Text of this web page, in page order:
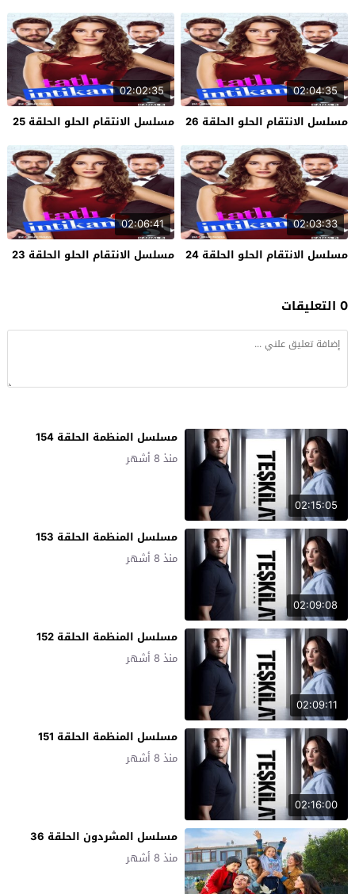
02:04:35
مسلسل الانتقام الحلو الحلقة 26
02:02:35
مسلسل الانتقام الحلو الحلقة 25
02:03:33
مسلسل الانتقام الحلو الحلقة 24
02:06:41
مسلسل الانتقام الحلو الحلقة 23
0 التعليقات
02:15:05
مسلسل المنظمة الحلقة 154
منذ 8 أشهر
02:09:08
مسلسل المنظمة الحلقة 153
منذ 8 أشهر
02:09:11
مسلسل المنظمة الحلقة 152
منذ 8 أشهر
02:16:00
مسلسل المنظمة الحلقة 151
منذ 8 أشهر
مسلسل المشردون الحلقة 36
منذ 8 أشهر